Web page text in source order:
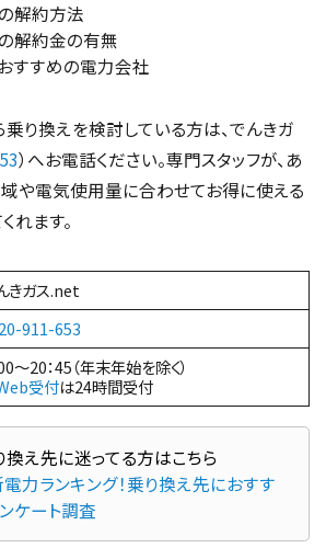
解約方法
解約金の有無
すすめの電力会社
り換えを検討している方は、でんきガ
）へお電話ください。専門スタッフが、あ
や電気使用量に合わせてお得に使える
れます。
きガス.net
911-653
～20：45（年末年始を除く）
受付は24時間受付
力ランキング！乗り換え先におすす
ケート調査